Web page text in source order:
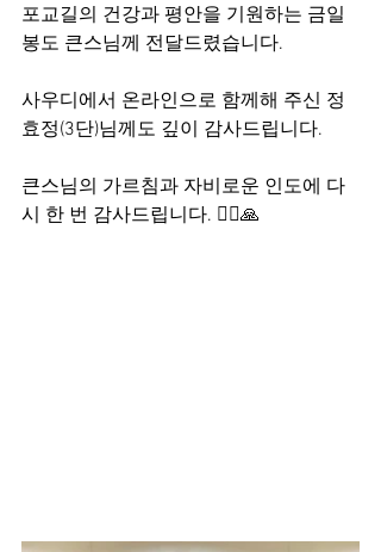
포교길의 건강과 평안을 기원하는 금일
봉도 큰스님께 전달드렸습니다.
사우디에서 온라인으로 함께해 주신 정
효정(3단)님께도 깊이 감사드립니다.
큰스님의 가르침과 자비로운 인도에 다
시 한 번 감사드립니다. 🙂‍↔️🙏